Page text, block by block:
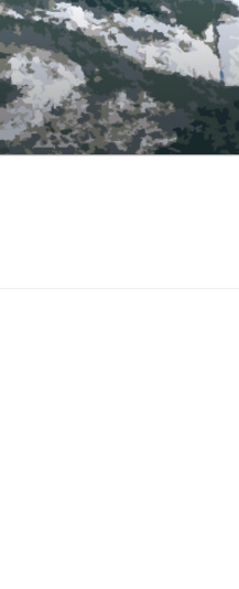
Aller
au
contenu
principal